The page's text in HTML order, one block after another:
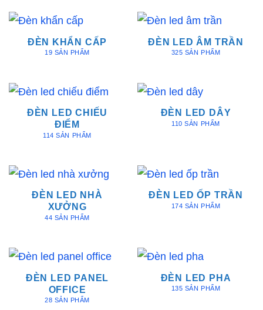
ĐÈN KHẨN CẤP
19 SẢN PHẨM
ĐÈN LED ÂM TRẦN
325 SẢN PHẨM
ĐÈN LED CHIẾU
ĐIỂM
114 SẢN PHẨM
ĐÈN LED DÂY
110 SẢN PHẨM
ĐÈN LED NHÀ
XƯỞNG
44 SẢN PHẨM
ĐÈN LED ỐP TRẦN
174 SẢN PHẨM
ĐÈN LED PANEL
OFFICE
28 SẢN PHẨM
ĐÈN LED PHA
135 SẢN PHẨM